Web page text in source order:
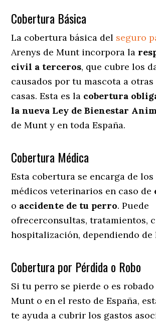
Cobertura Básica
La cobertura básica del seguro
Arenys de Munt incorpora la
civil a terceros, que cubre los
causados por tu mascota a otras
casas. Esta es la cobertura
la nueva Ley de Bienestar
de Munt y en toda España.
Cobertura Médica
Esta cobertura se encarga de los
médicos veterinarios en caso de
o accidente de tu perro. Puede
ofrecerconsultas, tratamientos,
hospitalización, dependiendo de
Cobertura por Pérdida o Robo
Si tu perro se pierde o es robado
Munt o en el resto de España,
te ayuda a cubrir los gastos